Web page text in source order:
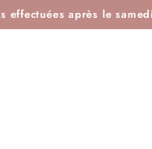
effectuées après le